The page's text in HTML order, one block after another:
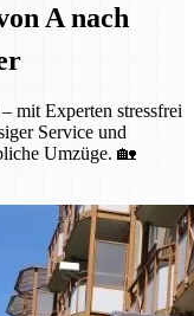
A nach
mit Experten stressfrei
Service und
Umzüge. 🏡